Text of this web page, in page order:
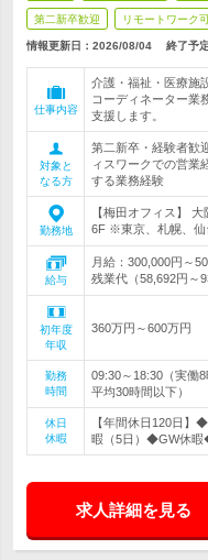
第二新卒歓迎 リモートワーク
情報更新日：2026/08/04 終了予
仕事内容
介護・福祉・医療施
コーディネーター業
支援します。
対象と
なる方
第二新卒・経験者歓
ィスワークでの営業
する業務経験
勤務地
【梅田オフィス】
6F ※東京、札幌、仙
給与
月給：300,000円～
残業代（58,692円～
初年度
年収
360万円～600万円
勤務
時間
09:30～18:30（実働
平均30時間以下）
休日
休暇
【年間休日120日】
暇（5日）◆GW休暇
求人詳細を見る